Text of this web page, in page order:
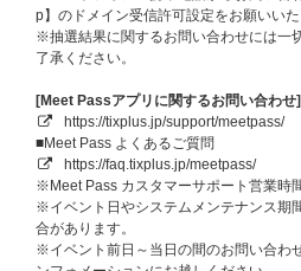
合計2,880名
⑤団体ハートタッチ会（撮影OK！）
[当選人数] 東京・大阪共通：各日程400名
（撮影OK！）
[当選人数]
＜シリアルナンバーでの事前抽選枠＞東
450名
＜当日抽選枠＞東京・大阪共通：各日程
※イベント内容の詳細、注意事項は後日
p】のドメイン受信許可設定をお願いいた
※抽選結果に関するお問い合わせには一
了承ください。
[Meet Passアプリに関するお問い合わせ]
https://tixplus.jp/support/meetpass/
■Meet Pass よくあるご質問
https://faq.tixplus.jp/meetpass/
※Meet Pass カスタマーサポート営業時
※イベント日やシステムメンテナンス期
合があります。
※イベント前日～当日の間のお問い合わ